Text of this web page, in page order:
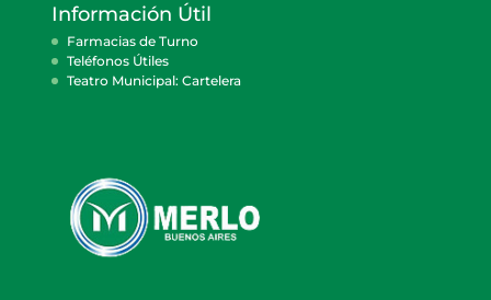
Información Útil
Farmacias de Turno
Teléfonos Útiles
Teatro Municipal: Cartelera